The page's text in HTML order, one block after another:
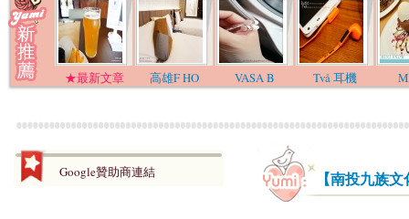
★最新文章 高雄F HO VASA B Två 耳機
Google贊助商連結 【南投九族